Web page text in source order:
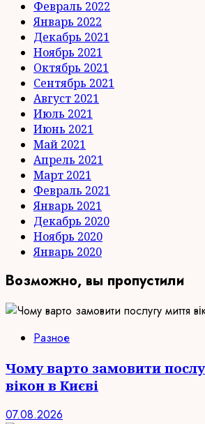
Февраль 2022
Январь 2022
Декабрь 2021
Ноябрь 2021
Октябрь 2021
Сентябрь 2021
Август 2021
Июль 2021
Июнь 2021
Май 2021
Апрель 2021
Март 2021
Февраль 2021
Январь 2021
Декабрь 2020
Ноябрь 2020
Январь 2020
Возможно, вы пропустили
Разное
Чому варто замовити
вікон в Києві
07.08.2026